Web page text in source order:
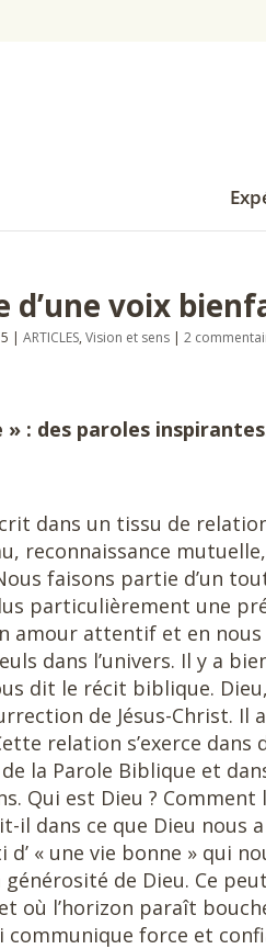
d’une voix
| ARTICLES, Vision et sens | 2
» : des paroles
dans un tissu de
reconnaissance
faisons partie d’un
particulièrement une
amour attentif et en
dans l’univers. Il y a
dit le récit biblique.
de Jésus-Christ. Il
relation s’exerce
la Parole Biblique et
Qui est Dieu ?
il dans ce que Dieu nous
d’ « une vie bonne » qui
générosité de Dieu. Ce
où l’horizon paraît
communique force et